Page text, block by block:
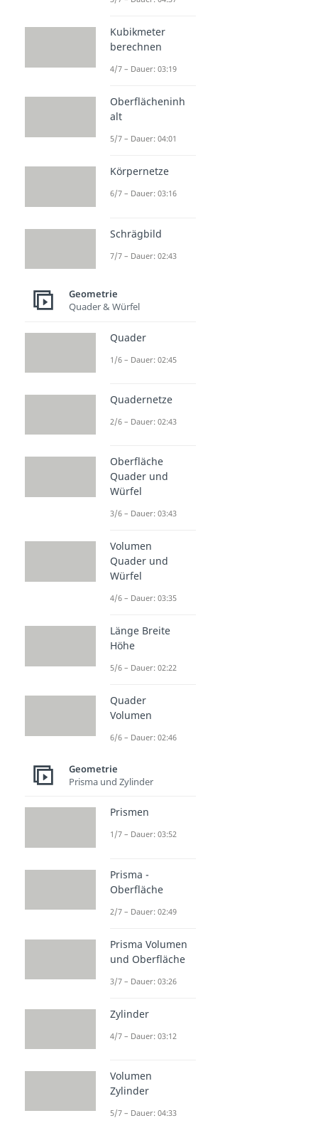
Kubikmeter
berechnen
4/7 – Dauer: 03:19
Oberflächeninh
alt
5/7 – Dauer: 04:01
Körpernetze
6/7 – Dauer: 03:16
Schrägbild
7/7 – Dauer: 02:43
Geometrie
Quader & Würfel
Quader
1/6 – Dauer: 02:45
Quadernetze
2/6 – Dauer: 02:43
Oberfläche
Quader und
Würfel
3/6 – Dauer: 03:43
Volumen
Quader und
Würfel
4/6 – Dauer: 03:35
Länge Breite
Höhe
5/6 – Dauer: 02:22
Quader
Volumen
6/6 – Dauer: 02:46
Geometrie
Prisma und Zylinder
Prismen
1/7 – Dauer: 03:52
Prisma -
Oberfläche
2/7 – Dauer: 02:49
Prisma Volumen
und Oberfläche
3/7 – Dauer: 03:26
Zylinder
4/7 – Dauer: 03:12
Volumen
Zylinder
5/7 – Dauer: 04:33